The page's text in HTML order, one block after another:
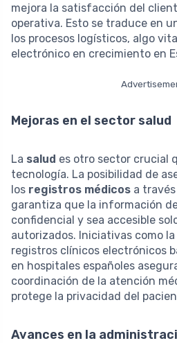
mejora la satisfacción del
operativa. Esto se traduce en
los procesos logísticos, algo
electrónico en crecimiento en
Mejoras en el sector salud
La salud es otro sector crucial
tecnología. La posibilidad de
los registros médicos a
garantiza que la información
confidencial y sea accesible
autorizados. Iniciativas como
registros clínicos electrónicos
en hospitales españoles
coordinación de la atención
protege la privacidad del
Avances en la